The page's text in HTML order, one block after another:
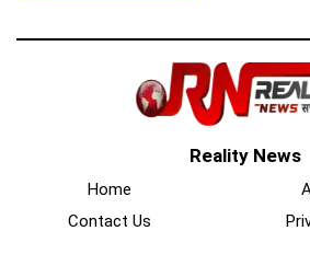
Reality News
Home
Contact Us